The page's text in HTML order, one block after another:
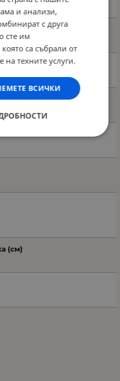
(см)
и анализи,
с друга
сте им
са събрали от
на техните услуги.
ВСИЧКИ